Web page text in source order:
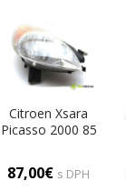
Citroen Xsara
Picasso 2000 85
Svetlomet pravy
87,00€ s DPH